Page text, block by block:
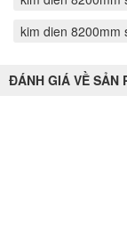
kim dien 8200mm
ĐÁNH GIÁ VỀ SẢN